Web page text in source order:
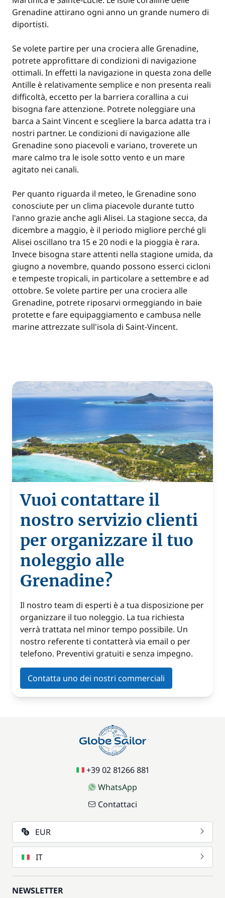
Grenadine attirano ogni anno un grande numero di
diportisti.
Se volete partire per una crociera alle Grenadine,
potrete approfittare di condizioni di navigazione
ottimali. In effetti la navigazione in questa zona delle
Antille è relativamente semplice e non presenta reali
difficoltà, eccetto per la barriera corallina a cui
bisogna fare attenzione. Potrete noleggiare una
barca a Saint Vincent e scegliere la barca adatta tra i
nostri partner. Le condizioni di navigazione alle
Grenadine sono piacevoli e variano, troverete un
mare calmo tra le isole sotto vento e un mare
agitato nei canali.
Per quanto riguarda il meteo, le Grenadine sono
conosciute per un clima piacevole durante tutto
l'anno grazie anche agli Alisei. La stagione secca, da
dicembre a maggio, è il periodo migliore perché gli
Alisei oscillano tra 15 e 20 nodi e la pioggia è rara.
Invece bisogna stare attenti nella stagione umida, da
giugno a novembre, quando possono esserci cicloni
e tempeste tropicali, in particolare a settembre e ad
ottobre. Se volete partire per una crociera alle
Grenadine, potrete riposarvi ormeggiando in baie
protette e fare equipaggiamento e cambusa nelle
marine attrezzate sull'isola di Saint-Vincent.
Vuoi contattare il
nostro servizio clienti
per organizzare il tuo
noleggio alle
Grenadine?
Il nostro team di esperti è a tua disposizione per
organizzare il tuo noleggio. La tua richiesta
verrà trattata nel minor tempo possibile. Un
nostro referente ti contatterà via email o per
telefono. Preventivi gratuiti e senza impegno.
Contatta uno dei nostri commerciali
+39 02 81266 881
WhatsApp
Contattaci
EUR
IT
NEWSLETTER